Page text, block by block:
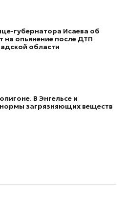
губернатора Исаева об
на опьянение после ДТП
области
В Энгельсе и
загрязняющих веществ